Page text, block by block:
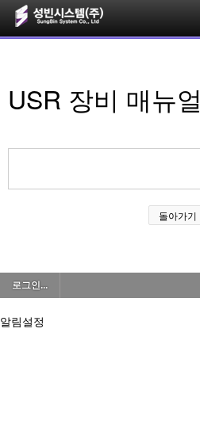
USR 장비 매뉴얼
돌아가기
로그인...
알림설정